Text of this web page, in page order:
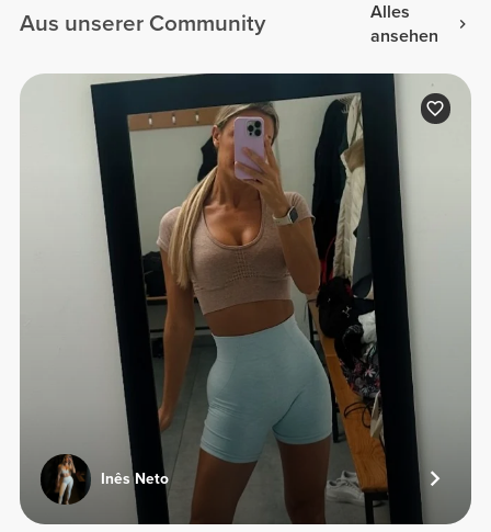
Aus unserer Community
Alles
ansehen
Inês Neto